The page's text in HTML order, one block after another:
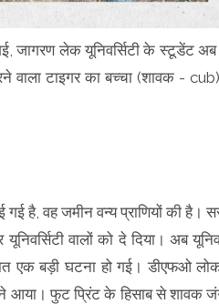
जागरण लेक यूनिवर्सिटी के स्टूडेंट
वाला टाइगर का बच्चा (शावक -
है, वह जमीन वन्य प्राणियों की है।
वालों को दे दिया। अब
एक बड़ी घटना हो गई। डीएफओ
आया। फुट प्रिंट के हिसाब से शावक